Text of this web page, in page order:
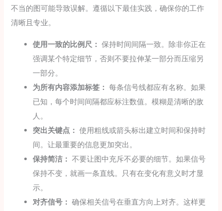
不当的图可能导致误解。遵循以下最佳实践，确保你的工作
清晰且专业。
使用一致的比例尺： 保持时间间隔一致。除非你正在
强调某个特定细节，否则不要拉伸某一部分而压缩另
一部分。
为所有内容添加标签： 每条信号线都应有名称。如果
已知，每个时间间隔都应标注数值。模糊是清晰的敌
人。
突出关键点： 使用粗线或箭头标出建立时间和保持时
间。让最重要的信息更加突出。
保持简洁： 不要让图中充斥不必要的细节。如果信号
保持不变，就画一条直线。只有在变化有意义时才显
示。
对齐信号： 确保相关信号在垂直方向上对齐。这样更